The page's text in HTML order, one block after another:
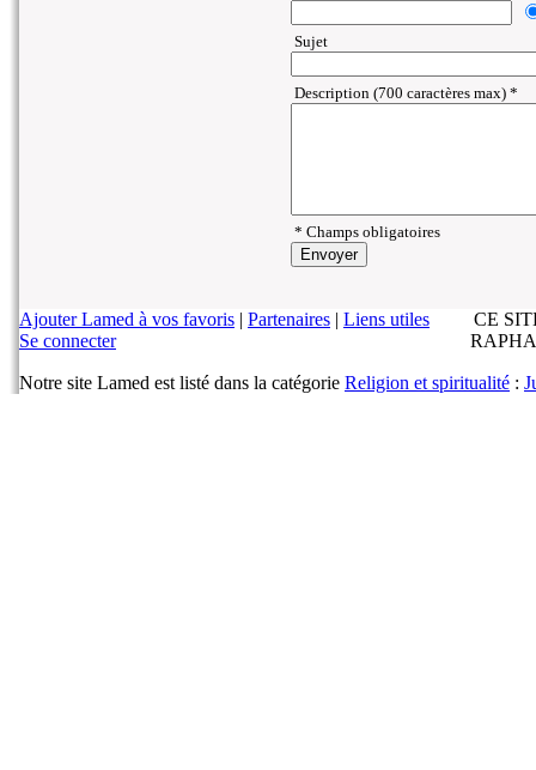
Sujet
Description (700 caractères max) *
* Champs obligatoires
Ajouter Lamed à vos favoris | Partenaires | Liens utiles
Se connecter
CE
Notre site Lamed est listé dans la catégorie Religion et spiritualité :